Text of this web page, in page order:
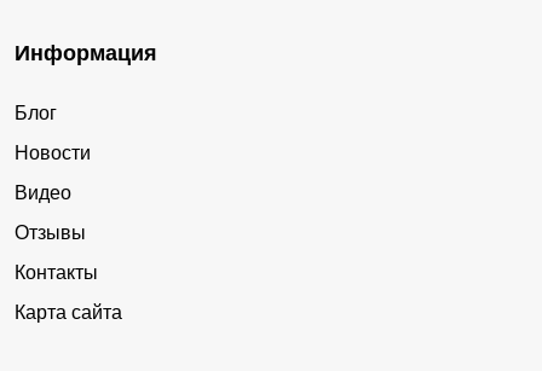
Информация
Блог
Новости
Видео
Отзывы
Контакты
Карта сайта